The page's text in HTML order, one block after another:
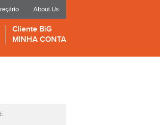
About Us
Cliente BiG
MINHA CONTA